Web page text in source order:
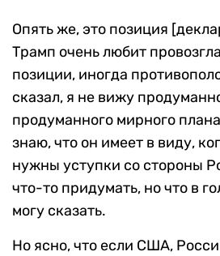
Опять же, это позиция
Трамп очень любит
позиции, иногда
сказал, я не вижу
продуманного мирного
знаю, что он имеет в виду,
нужны уступки со стороны
что-то придумать, но что в
могу сказать.
Но ясно, что если США,